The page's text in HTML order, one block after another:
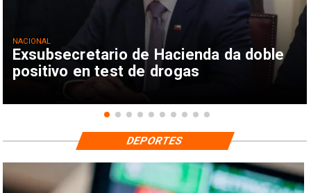
Exsubsecretario de Hacienda da doble
positivo en test de drogas
NACIONAL
DEPORTES